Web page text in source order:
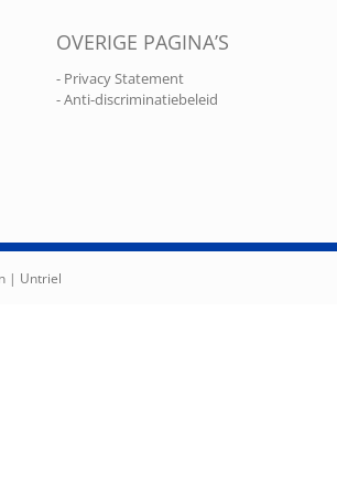
OVERIGE PAGINA’S
- Privacy Statement
- Anti-discriminatiebeleid
| Untriel